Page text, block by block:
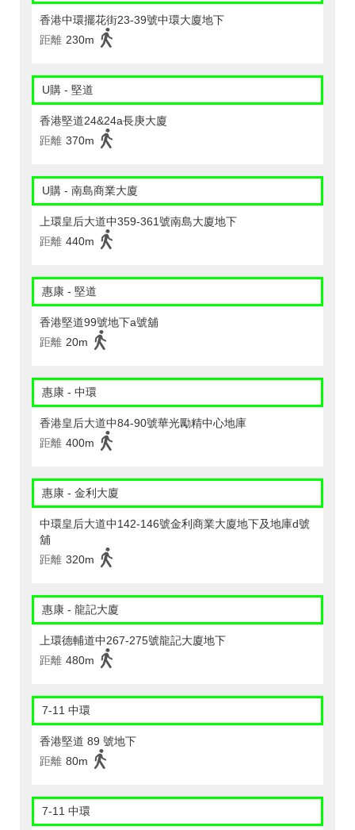
香港中環擺花街23-39號中環大廈地下
距離 230m
U購 - 堅道
香港堅道24&24a長庚大廈
距離 370m
U購 - 南島商業大廈
上環皇后大道中359-361號南島大廈地下
距離 440m
惠康 - 堅道
香港堅道99號地下a號舖
距離 20m
惠康 - 中環
香港皇后大道中84-90號華光勵精中心地庫
距離 400m
惠康 - 金利大廈
中環皇后大道中142-146號金利商業大廈地下及地庫d號
舖
距離 320m
惠康 - 龍記大廈
上環德輔道中267-275號龍記大廈地下
距離 480m
7-11 中環
香港堅道 89 號地下
距離 80m
7-11 中環